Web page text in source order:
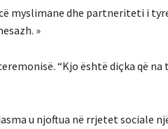
myslimane dhe partneriteti i
»
“Kjo është diçka që na
u njoftua në rrjetet sociale